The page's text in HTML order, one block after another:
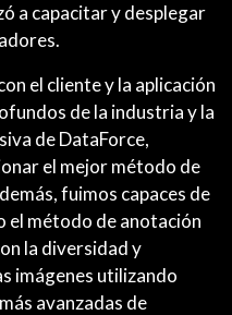
a capacitar y desplegar
el cliente y la aplicación
de la industria y la
de DataForce,
el mejor método de
fuimos capaces de
el método de anotación
la diversidad y
imágenes utilizando
avanzadas de